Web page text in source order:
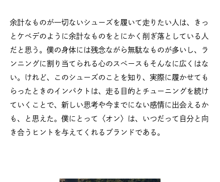
余計なものが一切ないシューズを履いて走りたい人は、きっ
とケベデのように余計なものをとにかく削ぎ落としている人
だと思う。僕の身体には残念ながら無駄なものが多いし、ラ
ンニングに割り当てられる心のスペースもそんなに広くはな
い。けれど、このシューズのことを知り、実際に履かせても
らったときのインパクトは、走る目的とチューニングを続け
ていくことで、新しい思考や今までにない感情に出会えるか
も、と思えた。僕にとって〈オン〉は、いつだって自分と向
き合うヒントを与えてくれるブランドである。